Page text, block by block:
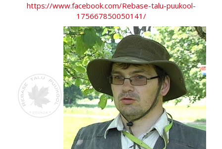
https://www.facebook.com/Rebase-talu-puukool-
175667850050141/